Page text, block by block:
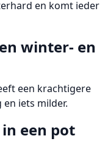
en komt ieder
winter- en
een krachtigere
iets milder.
een pot